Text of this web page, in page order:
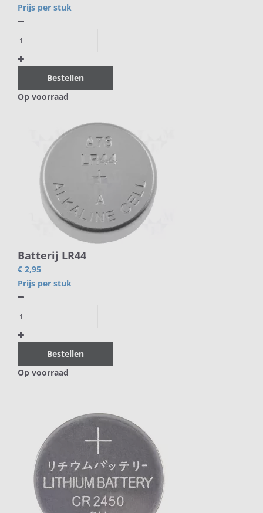
Prijs per stuk
Bestellen
Op voorraad
Batterij LR44
€ 2,95
Prijs per stuk
Bestellen
Op voorraad